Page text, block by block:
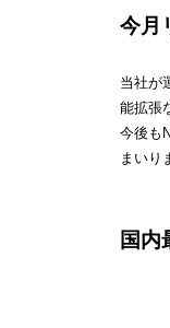
今月
当社が
能拡張
今後も
まいり
国内